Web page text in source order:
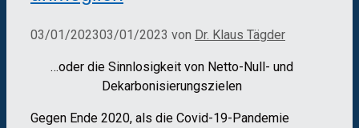
03/01/202303/01/2023 von Dr. Klaus Tägder
…oder die Sinnlosigkeit von Netto-Null- und
Dekarbonisierungszielen
Gegen Ende 2020, als die Covid-19-Pandemie